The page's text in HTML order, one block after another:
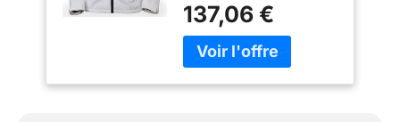
Permet l'ajout d'une
broderie
137,06 €